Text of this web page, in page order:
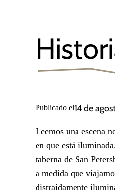
Publicado el14 de
Leemos una escena
en que está
taberna de San
a medida que
distraídamente